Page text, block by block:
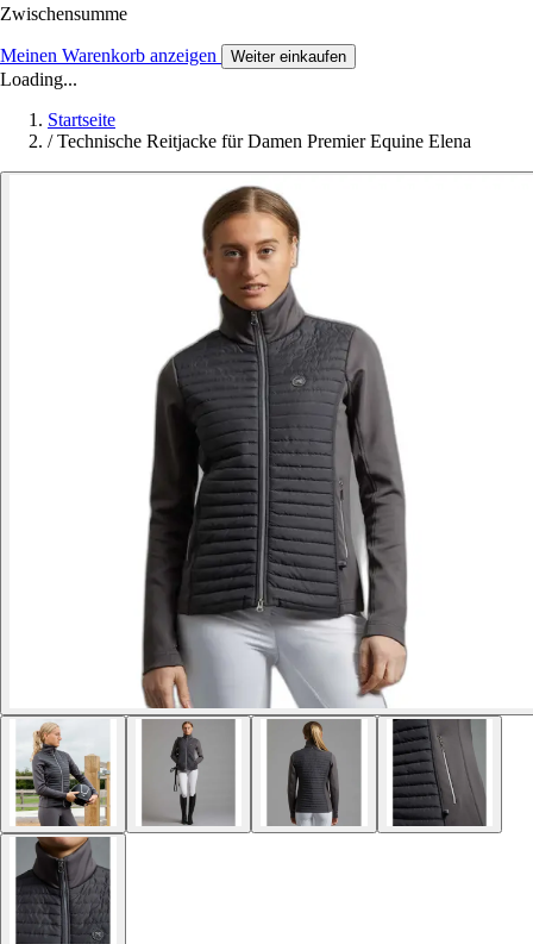
Zwischensumme
Meinen Warenkorb anzeigen Weiter einkaufen
Loading...
Startseite
/ Technische Reitjacke für Damen Premier Equine Elena